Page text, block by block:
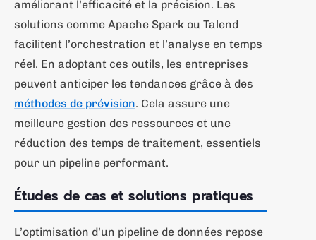
améliorant l’efficacité et la précision. Les
solutions comme Apache Spark ou Talend
facilitent l’orchestration et l’analyse en temps
réel. En adoptant ces outils, les entreprises
peuvent anticiper les tendances grâce à des
méthodes de prévision. Cela assure une
meilleure gestion des ressources et une
réduction des temps de traitement, essentiels
pour un pipeline performant.
Études de cas et solutions pratiques
L’optimisation d’un pipeline de données repose